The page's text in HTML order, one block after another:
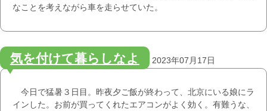
なことを考えながら車を走らせていた。
気を付けて暮らしなよ 2023年07月17日
今日で猛暑３日目。昨夜夕ご飯が終わって、北京にいる娘にラ
インした。お前が買ってくれたエアコンがよく効く。有難うな、